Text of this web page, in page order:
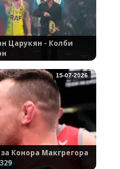
Царукян - Колби
Конора Макгрегора
15-07-2026